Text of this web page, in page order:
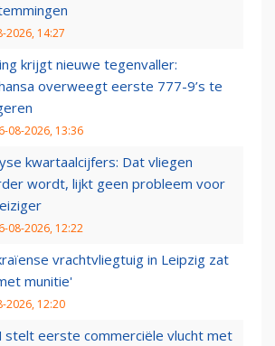
2026, 14:27
krijgt nieuwe tegenvaller:
overweegt eerste 777-9’s te
08-2026, 13:36
kwartaalcijfers: Dat vliegen
wordt, lijkt geen probleem voor
08-2026, 12:22
vrachtvliegtuig in Leipzig zat
munitie'
2026, 12:20
stelt eerste commerciële vlucht met